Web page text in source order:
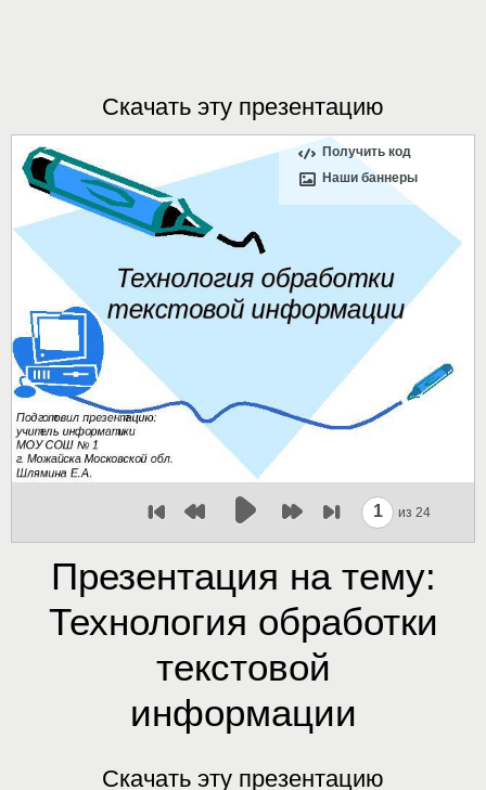
Скачать эту презентацию
Получить код
Наши баннеры
1 из 24
Презентация на тему:
Технология обработки
текстовой
информации
Скачать эту презентацию